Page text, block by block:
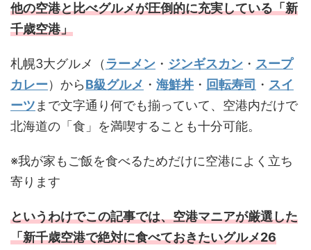
他の空港と比べグルメが圧倒的に充実している「新
千歳空港」
札幌3大グルメ（ ラーメン ・ ジンギスカン ・ スープ
カレー）からB級グルメ ・ 海鮮丼 ・ 回転寿司 ・ スイ
ーツまで文字通り何でも揃っていて、空港内だけで
北海道の「食」を満喫することも十分可能。
※我が家もご飯を食べるためだけに空港によく立ち
寄ります
というわけでこの記事では、空港マニアが厳選した
「新千歳空港で絶対に食べておきたいグルメ26